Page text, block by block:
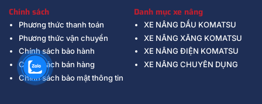
Chính sách
Phương thức thanh toán
Phương thức vận chuyển
Chính sách bảo hành
Chính sách bán hàng
Chính sách bảo mật thông tin
Danh mục xe nâng
XE NÂNG DẦU KOMATSU
XE NÂNG XĂNG KOMATSU
XE NÂNG ĐIỆN KOMATSU
XE NÂNG CHUYÊN DỤNG